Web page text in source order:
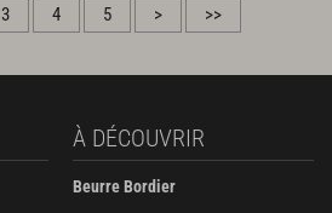
3 4 5 > >>
À DÉCOUVRIR
Beurre Bordier